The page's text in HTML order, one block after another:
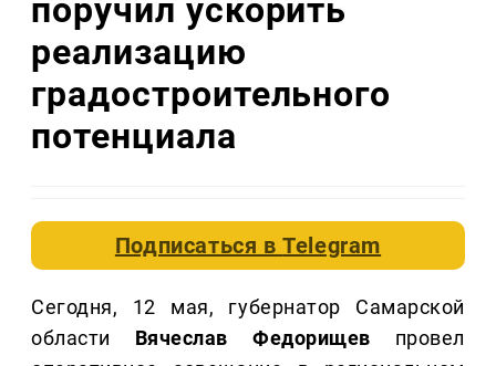
поручил ускорить
реализацию
градостроительного
потенциала
Подписаться вTelegram
Сегодня, 12 мая, губернатор Самарской
области Вячеслав Федорищев провел